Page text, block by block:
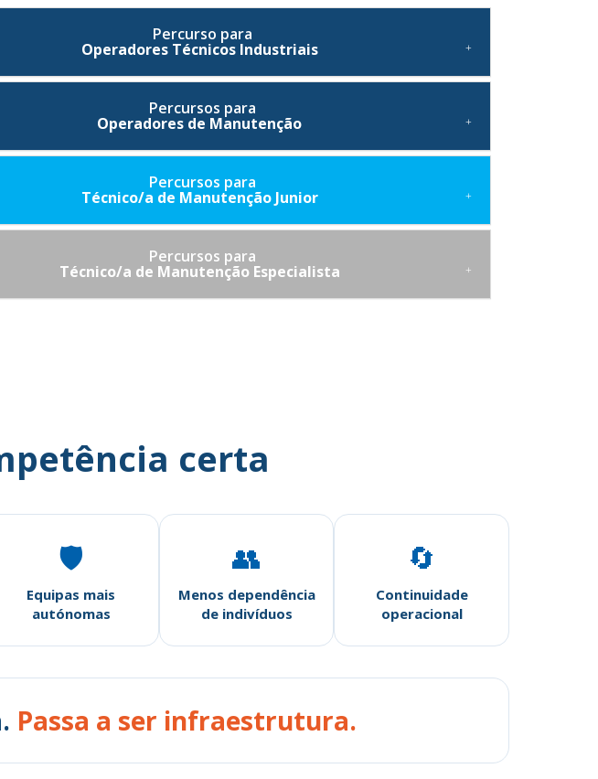
Percurso para
Operadores Técnicos Industriais
Percursos para
Operadores de Manutenção
Percursos para
Técnico/a de Manutenção Junior
Percursos para
Técnico/a de Manutenção Especialista
certa
🛡
Equipas mais
autónomas
👥
Menos dependência
de indivíduos
🔄
Continuidade
operacional
Passa a ser infraestrutura.